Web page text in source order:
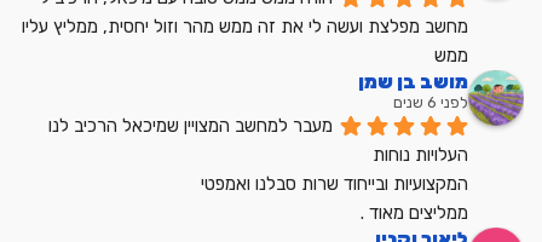
ממש
מושב בן שמן
לפני 6 שנים
מעבר למחשב המצויין שמיכאל הרכיב לנו
העלויות נוחות
המקצועיות ובייחוד שרות סבלנו ואמפטי
ממליצים מאוד .